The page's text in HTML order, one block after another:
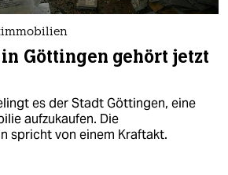
Göttingen gehört jetzt
es der Stadt Göttingen, eine
aufzukaufen. Die
spricht von einem Kraftakt.